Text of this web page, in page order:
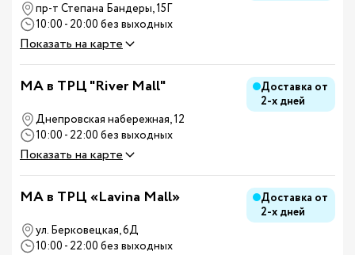
пр-т Степана Бандеры, 15Г
10:00 - 20:00 без выходных
Показать на карте
MA в ТРЦ "River Mall"
Доставка от
2-х дней
Днепровская набережная, 12
10:00 - 22:00 без выходных
Показать на карте
MA в ТРЦ «Lavina Mall»
Доставка от
2-х дней
ул. Берковецкая, 6Д
10:00 - 22:00 без выходных